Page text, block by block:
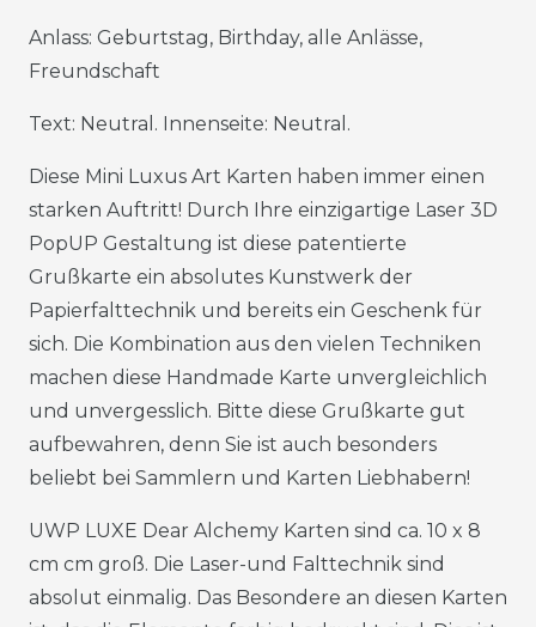
Anlass: Geburtstag, Birthday, alle Anlässe,
Freundschaft
Text: Neutral. Innenseite: Neutral.
Diese Mini Luxus Art Karten haben immer einen
starken Auftritt! Durch Ihre einzigartige Laser 3D
PopUP Gestaltung ist diese patentierte
Grußkarte ein absolutes Kunstwerk der
Papierfalttechnik und bereits ein Geschenk für
sich. Die Kombination aus den vielen Techniken
machen diese Handmade Karte unvergleichlich
und unvergesslich. Bitte diese Grußkarte gut
aufbewahren, denn Sie ist auch besonders
beliebt bei Sammlern und Karten Liebhabern!
UWP LUXE Dear Alchemy Karten sind ca. 10 x 8
cm cm groß. Die Laser-und Falttechnik sind
absolut einmalig. Das Besondere an diesen Karten